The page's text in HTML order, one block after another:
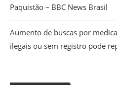
Paquistão – BBC News Brasil
Aumento de buscas por
ilegais ou sem registro pode